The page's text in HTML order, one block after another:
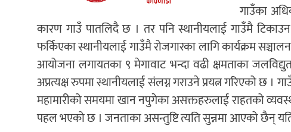
गाउँका
कारण गाउँ पातलिदै छ । तर पनि स्थानीयलाई गाउँमै
फर्किएका स्थानीयलाई गाउँमै रोजगारका लागि कार्यक्रम
आयोजना लगायतका ९ मेगावाट भन्दा वढी क्षमताका
अप्रत्यक्ष रुपमा स्थानीयलाई संलग्न गराउने प्रयत्न गरिएको छ ।
महामारीको समयमा खान नपुगेका असक्तहरुलाई राहतको
पहल भएको छ । जनताका असन्तुष्टि त्यति सुन्नमा आएको छैन्